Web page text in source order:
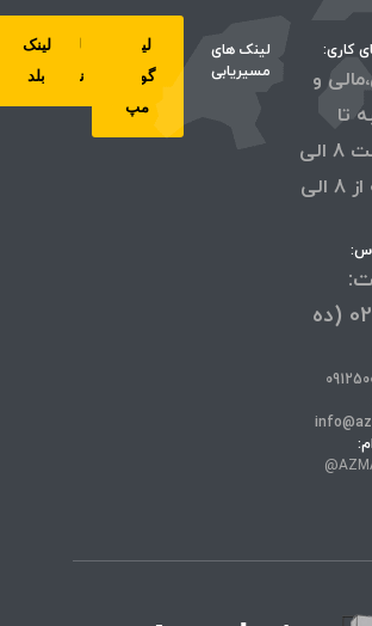
کاری:
و
تا
چهارشنبه ساعت 8 الی
17 و پنجشنبه از 8 الی
77311000-021 (ده
لینک های
مسیریابی
لینک
گوگل
مپ
لینک
نشان
لینک
بلد